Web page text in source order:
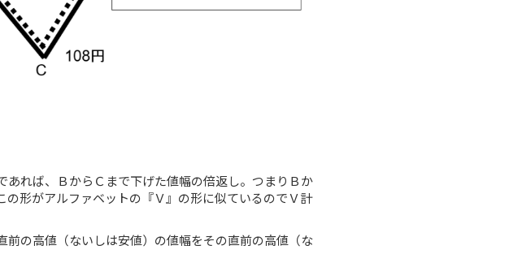
ば、ＢからＣまで下げた値幅の倍返し。つまりＢか
の形がアルファベットの『Ｖ』の形に似ているのでＶ計
高値（ないしは安値）の値幅をその直前の高値（な